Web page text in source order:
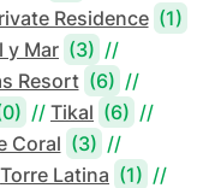
Residence (1)
y Mar (3) //
Resort (6) //
// Tikal (6) //
Coral (3) //
Torre Latina (1) //